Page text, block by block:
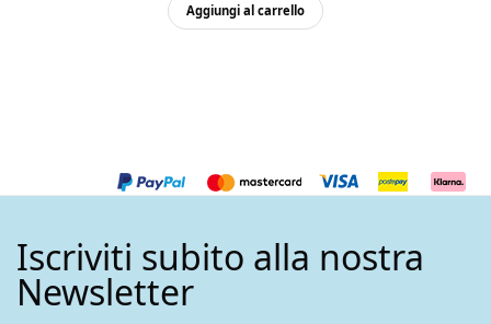
Aggiungi al carrello
Iscriviti subito alla nostra
Newsletter